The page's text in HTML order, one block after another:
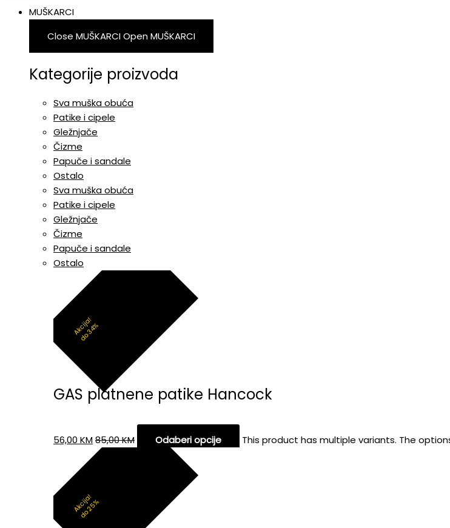
MUŠKARCI
Close MUŠKARCIOpen MUŠKARCI
Kategorije proizvoda
Sva muška obuća
Patike i cipele
Gležnjače
Čizme
Papuče i sandale
Ostalo
Sva muška obuća
Patike i cipele
Gležnjače
Čizme
Papuče i sandale
Ostalo
Akcija!
do 34%
GAS platnene patike Hancock
56,00 KM85,00KM Odaberi opcije This product has multiple variants. The
Akcija!
do 25%